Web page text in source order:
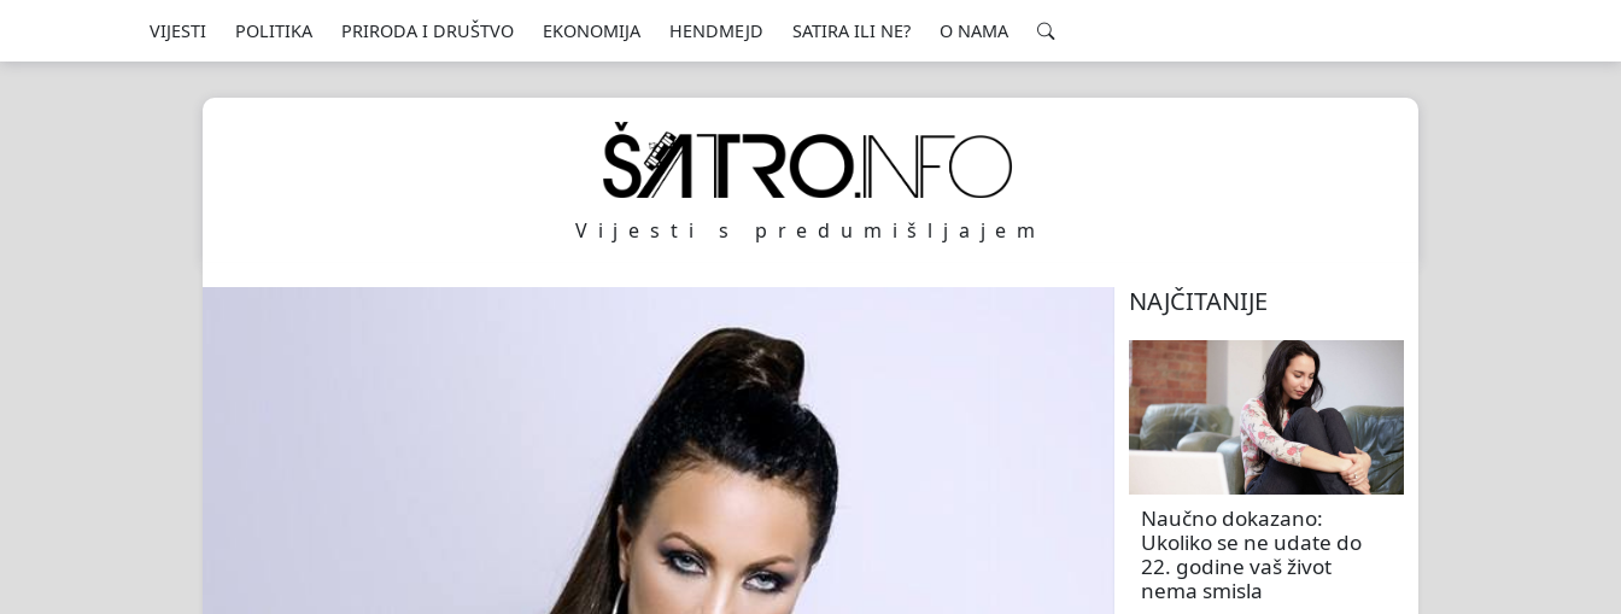
VIJESTI POLITIKA PRIRODA I DRUŠTVO EKONOMIJA HENDMEJD SATIRA ILI NE? O NAMA
Vijesti s predumišljajem
NAJČITANIJE
Naučno dokazano:
Ukoliko se ne udate do
22. godine vaš život
nema smisla